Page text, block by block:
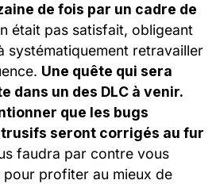
de fois par un cadre de
était pas satisfait, obligeant
systématiquement retravailler
Une quête qui sera
dans un des DLC à venir.
que les bugs
seront corrigés au fur
faudra par contre vous
profiter au mieux de